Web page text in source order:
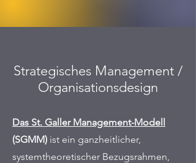
Strategisches Management /
Organisationsdesign
Das St. Galler Management-Modell
(SGMM) ist ein ganzheitlicher,
systemtheoretischer Bezugsrahmen,